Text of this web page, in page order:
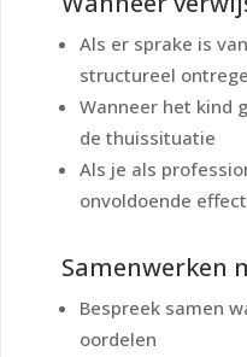
Als er sprake is
structureel
Wanneer het kind
de thuissituatie
Als je als
onvoldoende
Samenwerken
Bespreek samen
oordelen